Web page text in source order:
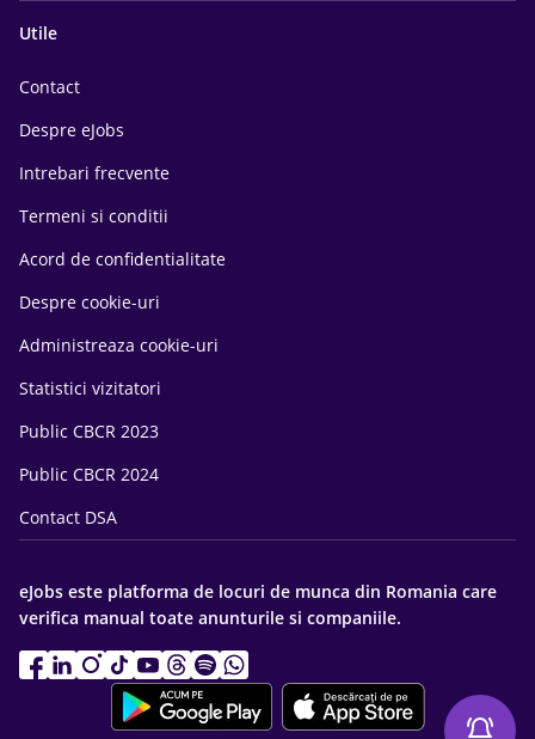
Utile
Contact
Despre eJobs
Intrebari frecvente
Termeni si conditii
Acord de confidentialitate
Despre cookie-uri
Administreaza cookie-uri
Statistici vizitatori
Public CBCR 2023
Public CBCR 2024
Contact DSA
eJobs este platforma de locuri de munca din Romania care
verifica manual toate anunturile si companiile.